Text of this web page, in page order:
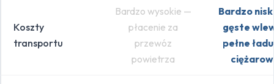
Koszty
transportu
Bardzo wysokie —
płacenie za
przewóz
powietrza
Bardzo
gęste
pełne